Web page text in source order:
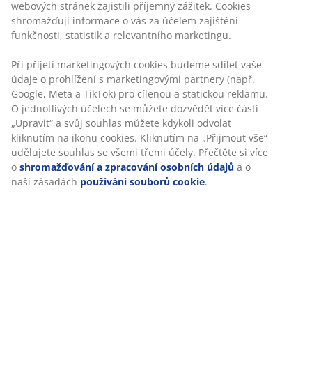
Specifikace
Hodnocení
( 397)
Doprava
webových stránek zajistili příjemný zážitek. Cookies
shromažďují informace o vás za účelem zajištění
funkčnosti, statistik a relevantního marketingu.
Při přijetí marketingových cookies budeme sdílet vaše
údaje o prohlížení s marketingovými partnery (např.
Google, Meta a TikTok) pro cílenou a statickou reklamu.
O jednotlivých účelech se můžete dozvědět více části
„Upravit“ a svůj souhlas můžete kdykoli odvolat
kliknutím na ikonu cookies. Kliknutím na „Přijmout vše“
udělujete souhlas se všemi třemi účely. Přečtěte si více
o shromažďování a zpracování osobních údajů a o
naší zásadách používání souborů cookie.